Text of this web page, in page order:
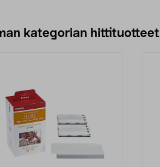
kategorian hittituotteet